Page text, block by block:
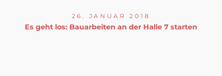
26. JANUAR 2018
Es geht los: Bauarbeiten an der Halle 7 starten